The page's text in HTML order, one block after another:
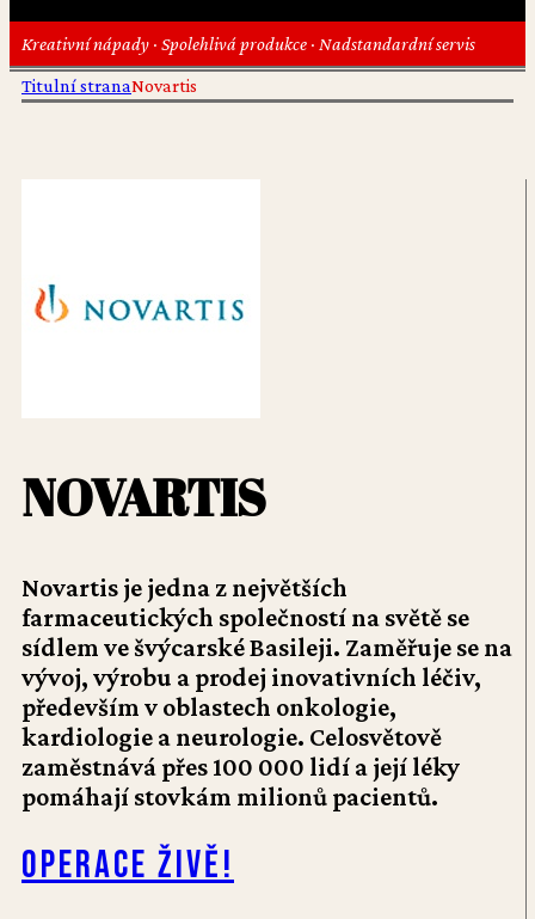
Kreativní nápady · Spolehlivá produkce · Nadstandardní servis
Titulní stranaNovartis
NOVARTIS
Novartis je jedna z největších
farmaceutických společností na světě se
sídlem ve švýcarské Basileji. Zaměřuje se na
vývoj, výrobu a prodej inovativních léčiv,
především v oblastech onkologie,
kardiologie a neurologie. Celosvětově
zaměstnává přes 100 000 lidí a její léky
pomáhají stovkám milionů pacientů.
Operace živě!